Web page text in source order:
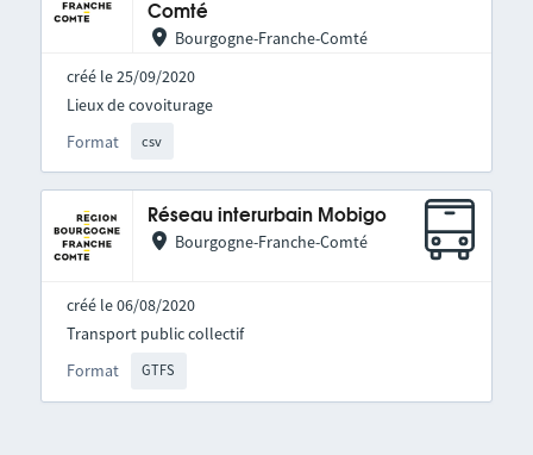
Comté
Bourgogne-Franche-Comté
créé le 25/09/2020
Format csv
Lieux de covoiturage
Réseau interurbain Mobigo
Bourgogne-Franche-Comté
créé le 06/08/2020
Format GTFS
Transport public collectif